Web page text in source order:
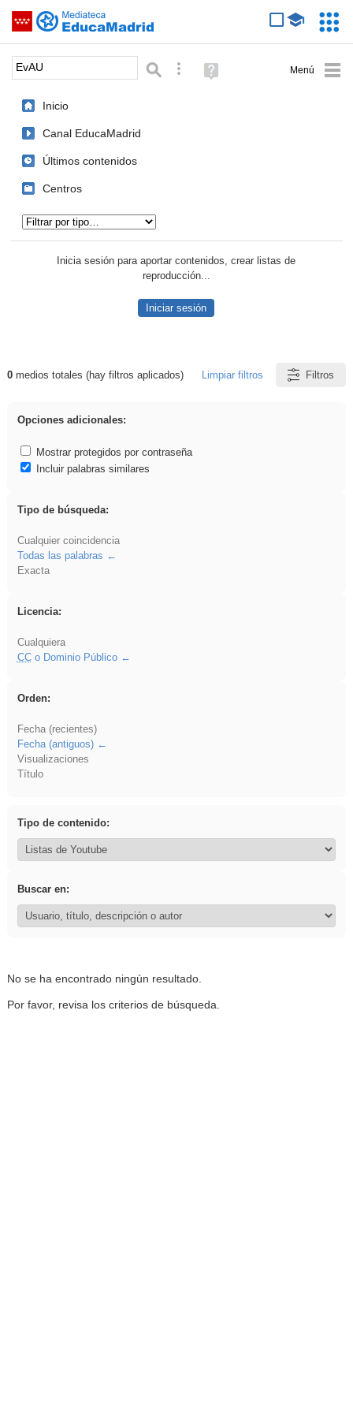
Saltar navegación
Palabra o frase: Búsqueda avanzada
Ayuda
(en
Inicio
Canal EducaMadrid
Últimos contenidos
Centros
Inicia sesión para aportar contenidos, crear listas de
reproducción...
Iniciar sesión
Resultados de: EvAU
0medios totales (hay filtros aplicados) Limpiar filtros Filtros
Opciones adicionales:
Mostrar protegidos por contraseña
Incluir palabras similares
Tipo de búsqueda:
Cualquier coincidencia
Todas las palabras
Exacta
Licencia:
Cualquiera
CCo Dominio Público
Orden:
Fecha (recientes)
Fecha (antiguos)
Visualizaciones
Título
Tipo de contenido:
Buscar en:
No se ha encontrado ningún resultado.
Por favor, revisa los criterios de búsqueda.